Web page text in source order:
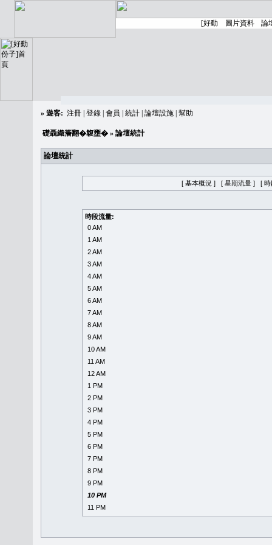
» 遊客: 注冊 登錄 會員 統計 論壇設施 幫助
礎聶織簷翻�䪖壅� » 論壇統計
論壇統計
[ 基本概況 ] [ 星期流量 ] [ 時
時段流量:
0 AM
1 AM
2 AM
3 AM
4 AM
5 AM
6 AM
7 AM
8 AM
9 AM
10 AM
11 AM
12 AM
1 PM
2 PM
3 PM
4 PM
5 PM
6 PM
7 PM
8 PM
9 PM
10 PM
11 PM